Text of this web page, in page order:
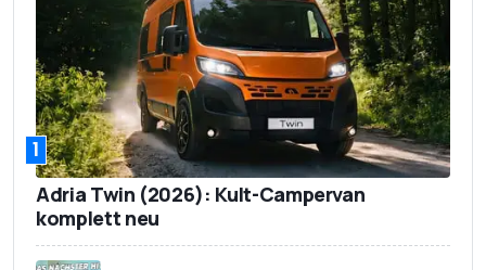
1
Adria Twin (2026): Kult-Campervan
komplett neu